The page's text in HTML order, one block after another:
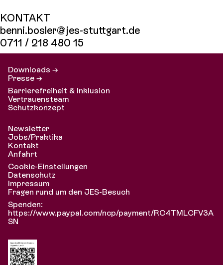
KONTAKT
benni.bosler@jes-stuttgart.de
0711 / 218 480 15
Downloads →
Presse →
Barrierefreiheit & Inklusion
Vertrauensteam
Schutzkonzept
Newsletter
Jobs/Praktika
Kontakt
Anfahrt
Cookie-Einstellungen
Datenschutz
Impressum
Fragen rund um den JES-Besuch
Spenden:
https://www.paypal.com/ncp/payment/RC4TMLCFV3A
SN